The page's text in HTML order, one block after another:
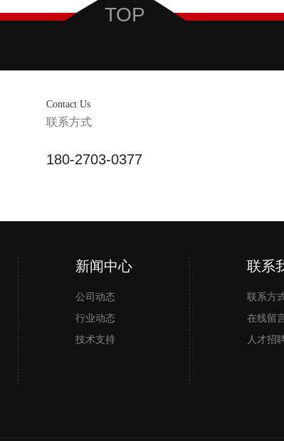
TOP
Contact Us
联系方式
180-2703-0377
新闻中心
公司动态
行业动态
技术支持
联系
联系方
在线留
人才招
微信小程序 手机二维码